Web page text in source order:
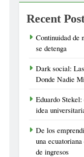
Recent
Continuidad de
se detenga
Dark social:
Donde Nadie
Eduardo
idea
De los
una
de ingresos